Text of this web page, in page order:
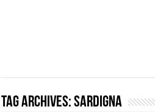
Tag Archives:Sardigna